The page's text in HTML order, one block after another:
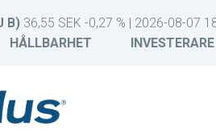
B) 36,55 SEK -0,27 % | 2026-08-07
HÅLLBARHET INVESTERARE